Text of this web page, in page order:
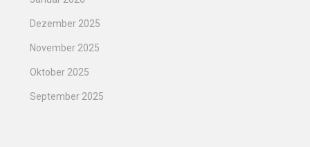
Dezember 2025
November 2025
Oktober 2025
September 2025